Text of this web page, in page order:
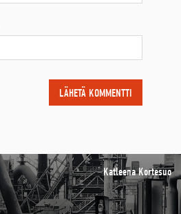
Katleena Kortesuo